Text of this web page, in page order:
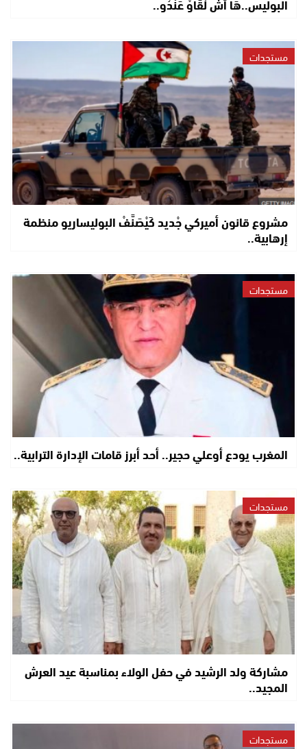
مستجدات
مشروع قانون أميركي جْديد كَيْصَنَّفْ البوليساريو منظمة
إرهابية..
مستجدات
المغرب يودع أوعلي حجير.. أحد أبرز قامات الإدارة الترابية..
مستجدات
مشاركة ولد الرشيد في حفل الولاء بمناسبة عيد العرش
المجيد..
مستجدات